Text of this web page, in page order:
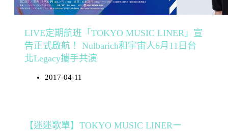
LIVE定期航班「TOKYO MUSIC LINER」宣
告正式啟航！ Nulbarich和宇宙人6月11日台
北Legacy攜手共演
2017-04-11
【迷迷歌單】TOKYO MUSIC LINERー